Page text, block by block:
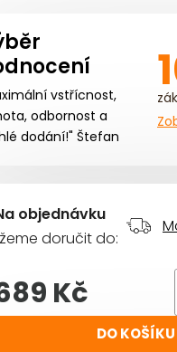
vstřícnost,
odbornost a
dodání!" Štefan
objednávku
doručit do:
Kč
cena:
DO KOŠÍKU